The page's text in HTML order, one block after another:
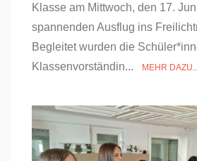
Klasse am Mittwoch, den 17.
spannenden Ausflug ins
Begleitet wurden die
Klassenvorständin...
MEHR DAZU...